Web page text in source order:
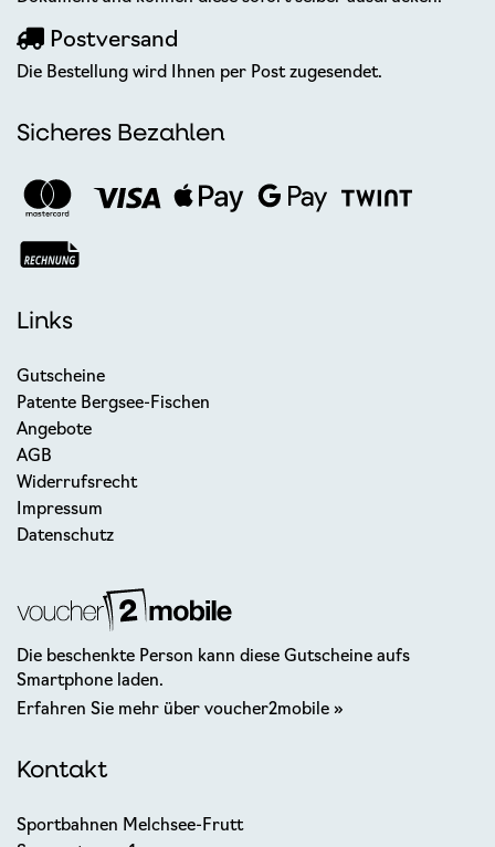
Postversand
Die Bestellung wird Ihnen per Post zugesendet.
Sicheres Bezahlen
Links
Gutscheine
Patente Bergsee-Fischen
Angebote
AGB
Widerrufsrecht
Impressum
Datenschutz
Die beschenkte Person kann diese Gutscheine aufs
Smartphone laden.
Erfahren Sie mehr über voucher2mobile »
Kontakt
Sportbahnen Melchsee-Frutt